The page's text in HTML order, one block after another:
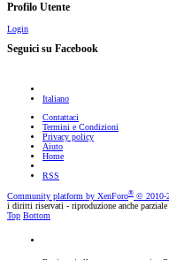
Profilo Utente
Login
Seguici su Facebook
Italiano
Contattaci
Termini e Condizioni
Privacy policy
Aiuto
Home
RSS
Community platform by XenForo® © 2010-
i diritti riservati - riproduzione anche parziale
Top Bottom